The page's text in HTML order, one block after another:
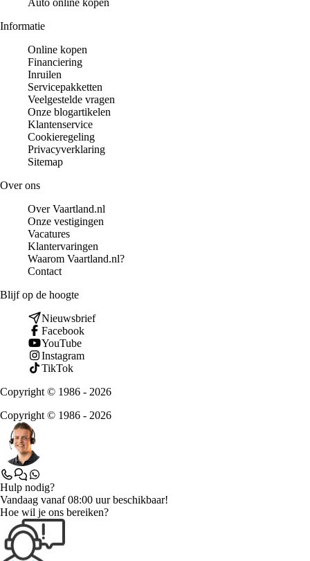
Informatie
Online kopen
Financiering
Inruilen
Servicepakketten
Veelgestelde vragen
Onze blogartikelen
Klantenservice
Cookieregeling
Privacyverklaring
Sitemap
Over ons
Over Vaartland.nl
Onze vestigingen
Vacatures
Klantervaringen
Waarom Vaartland.nl?
Contact
Blijf op de hoogte
Nieuwsbrief
Facebook
YouTube
Instagram
TikTok
Copyright © 1986 - 2026
Copyright © 1986 - 2026
Hulp nodig?
Vandaag vanaf 08:00 uur beschikbaar!
Hoe wil je ons bereiken?